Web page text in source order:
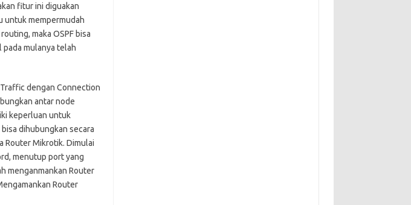
fitur ini diguakan
untuk mempermudah
maka OSPF bisa
pada mulanya telah
dengan Connection
antar node
keperluan untuk
dihubungkan secara
Router Mikrotik. Dimulai
menutup port yang
menganmankan Router
Router